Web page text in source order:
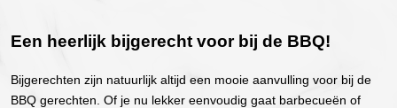
Een heerlijk bijgerecht voor bij de BBQ!
Bijgerechten zijn natuurlijk altijd een mooie aanvulling voor bij de
BBQ gerechten. Of je nu lekker eenvoudig gaat barbecueën of